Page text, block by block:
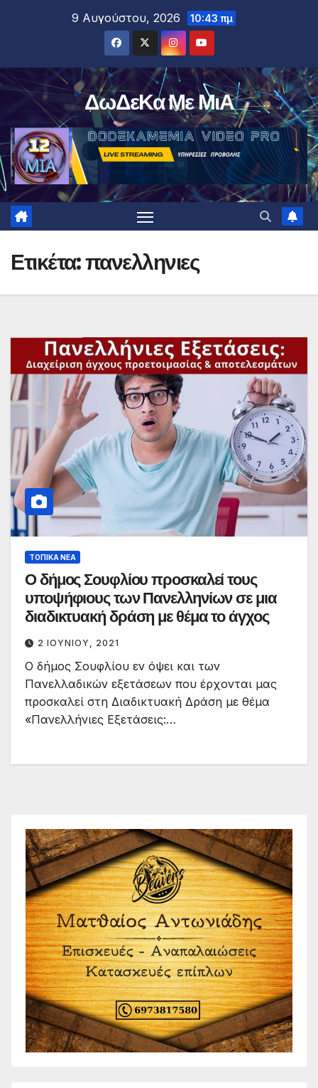
9 Αυγούστου, 2026 10:43 πμ
ΔωΔεΚα Με ΜιΑ
Ετικέτα:πανελληνιες
ΤΟΠΙΚΆ ΝΈΑ
Ο δήμος Σουφλίου προσκαλεί τους
υποψήφιους των Πανελληνίων σε μια
διαδικτυακή δράση με θέμα το άγχος
2 ΙΟΥΝΊΟΥ, 2021
Ο δήμος Σουφλίου εν όψει και των
Πανελλαδικών εξετάσεων που έρχονται μας
προσκαλεί στη Διαδικτυακή Δράση με θέμα
«Πανελλήνιες Εξετάσεις:…